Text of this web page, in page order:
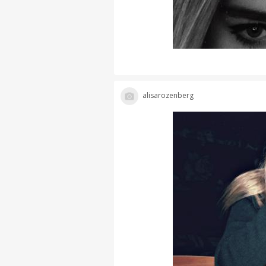
alisarozenberg